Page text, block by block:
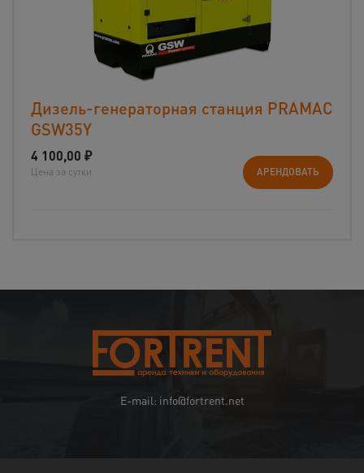
Дизель-генераторная станция PRAMAC
GSW35Y
4 100,00 ₽
Цена за сутки АРЕНДОВАТЬ
E-mail: info@fortrent.net